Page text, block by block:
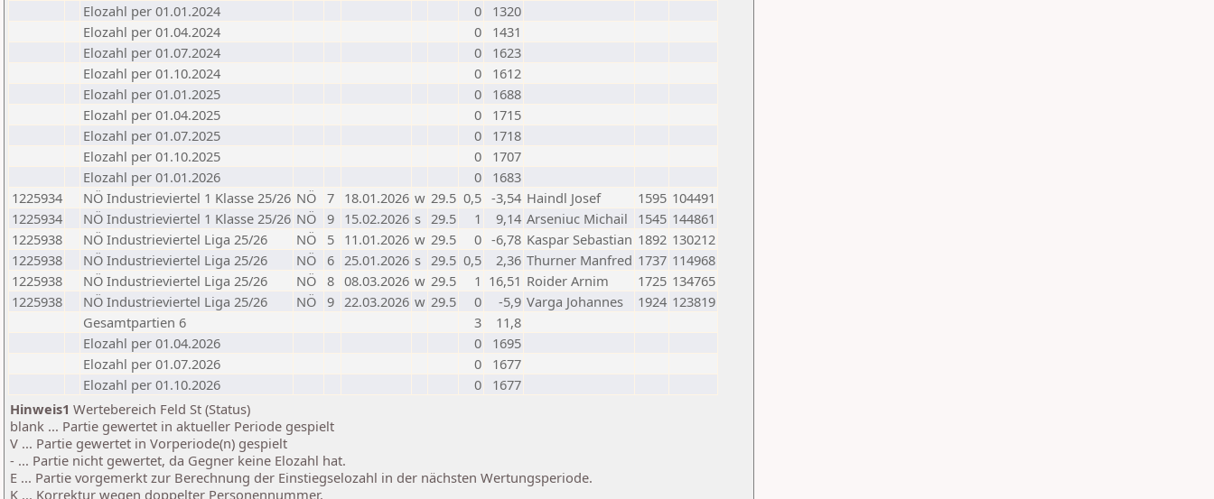
Elozahl per 01.01.2024
0
1320
Elozahl per 01.04.2024
0
1431
Elozahl per 01.07.2024
0
1623
Elozahl per 01.10.2024
0
1612
Elozahl per 01.01.2025
0
1688
Elozahl per 01.04.2025
0
1715
Elozahl per 01.07.2025
0
1718
Elozahl per 01.10.2025
0
1707
Elozahl per 01.01.2026
0
1683
1225934
NÖ Industrieviertel 1 Klasse 25/26 NÖ 7 18.01.2026 w 29.5 0,5 -3,54 Haindl Josef 1595 104491
1225934
NÖ Industrieviertel 1 Klasse 25/26 NÖ 9 15.02.2026 s 29.5 1 9,14 Arseniuc Michail 1545 144861
1225938
NÖ Industrieviertel Liga 25/26 NÖ 5 11.01.2026 w 29.5 0 -6,78 Kaspar Sebastian 1892 130212
1225938
NÖ Industrieviertel Liga 25/26 NÖ 6 25.01.2026 s 29.5 0,5 2,36 Thurner Manfred 1737 114968
1225938
NÖ Industrieviertel Liga 25/26 NÖ 8 08.03.2026 w 29.5 1 16,51 Roider Arnim 1725 134765
1225938
NÖ Industrieviertel Liga 25/26 NÖ 9 22.03.2026 w 29.5 0 -5,9 Varga Johannes 1924 123819
Gesamtpartien 6
3
11,8
Elozahl per 01.04.2026
0
1695
Elozahl per 01.07.2026
0
1677
Elozahl per 01.10.2026
0
1677
Hinweis1 Wertebereich Feld St (Status)
blank ... Partie gewertet in aktueller Periode gespielt
V ... Partie gewertet in Vorperiode(n) gespielt
- ... Partie nicht gewertet, da Gegner keine Elozahl hat.
E ... Partie vorgemerkt zur Berechnung der Einstiegselozahl in der nächsten Wertungsperiode.
K ... Korrektur wegen doppelter Personennummer.